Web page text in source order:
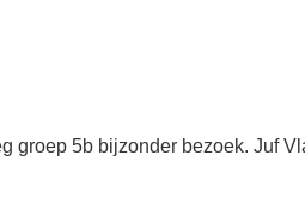
groep 5b bijzonder bezoek. Juf